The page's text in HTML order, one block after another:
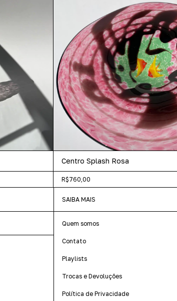
Centro Splash Rosa
R$760,00
SAIBA MAIS
Quem somos
Contato
Playlists
Trocas e Devoluções
Política de Privacidade